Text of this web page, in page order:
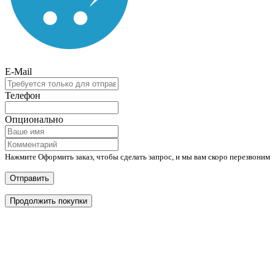
E-Mail
Телефон
Опционально
Нажмите Оформить заказ, чтобы сделать запрос, и мы вам скоро перезвоним
Отправить
Продолжить покупки